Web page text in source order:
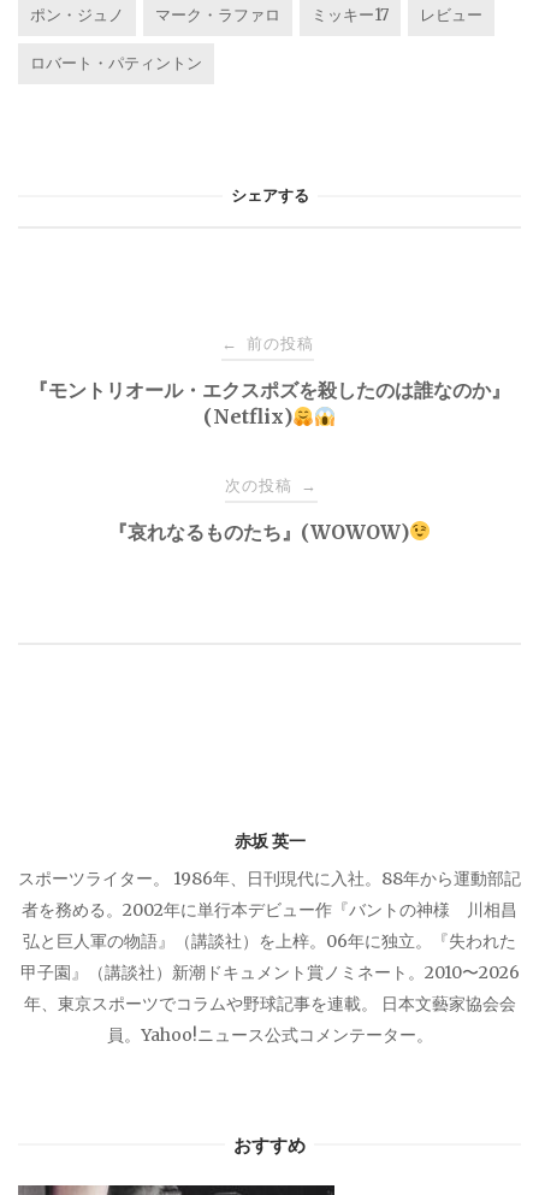
ポン・ジュノ マーク・ラファロ ミッキー17 レビュー
ロバート・パティントン
シェアする
稿
← 前の投稿
『モントリオール・エクスポズを殺したのは誰なのか』
(Netflix)
次の投稿 →
『哀れなるものたち』(WOWOW)
赤坂 英一
スポーツライター。 1986年、日刊現代に入社。88年から運動部記
者を務める。2002年に単行本デビュー作『バントの神様 川相昌
弘と巨人軍の物語』（講談社）を上梓。06年に独立。『失われた
甲子園』（講談社）新潮ドキュメント賞ノミネート。2010〜2026
年、東京スポーツでコラムや野球記事を連載。 日本文藝家協会会
員。Yahoo!ニュース公式コメンテーター。
おすすめ